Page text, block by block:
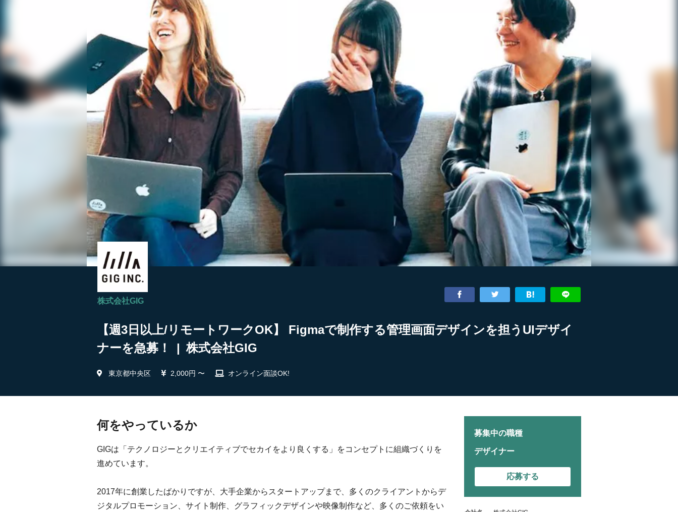
株式会社GIG
【週3日以上/リモートワークOK】 Figmaで制作する管理画面デザインを担うUIデザイ
ナーを急募！ | 株式会社GIG
東京都中央区 2,000円 〜 オンライン面談OK!
何をやっているか
GIGは「テクノロジーとクリエイティブでセカイをより良くする」をコンセプトに組織づくりを
進めています。
2017年に創業したばかりですが、大手企業からスタートアップまで、多くのクライアントからデ
ジタルプロモーション、サイト制作、グラフィックデザインや映像制作など、多くのご依頼をい
募集中の職種
デザイナー
応募する